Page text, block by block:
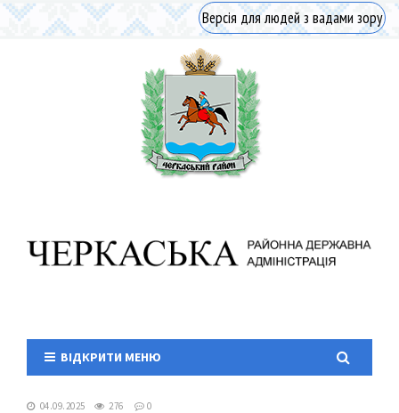
Версія для людей з вадами зору
ВІДКРИТИ МЕНЮ
04.09.2025 276
0